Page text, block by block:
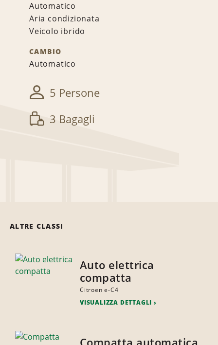
Automatico
Aria condizionata
Veicolo ibrido
CAMBIO
Automatico
5 Persone
3 Bagagli
ALTRE CLASSI
Auto elettrica
compatta
Citroen e-C4
VISUALIZZA DETTAGLI